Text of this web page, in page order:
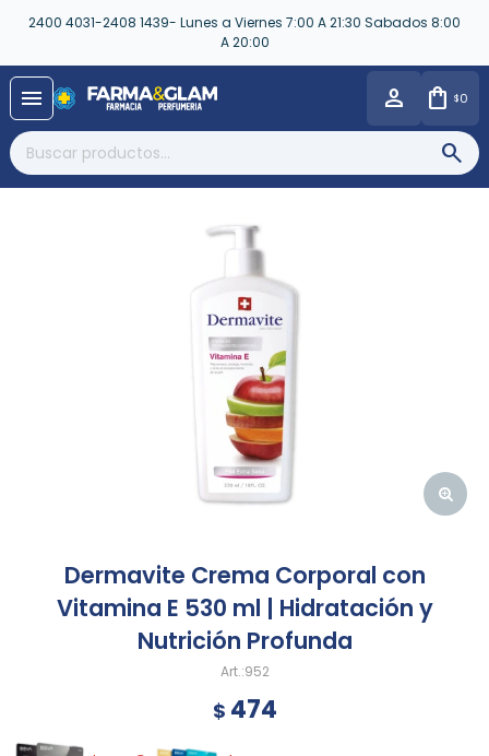
2400 4031-2408 1439- Lunes a Viernes 7:00 A 21:30 Sabados 8:00
A 20:00
menu $0
Dermavite Crema Corporal con
Vitamina E 530 ml | Hidratación y
Nutrición Profunda
952
$ 474